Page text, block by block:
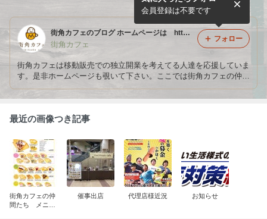
街角カフェのブログ ホームページは http://machikadocafe.com
街角カフェ
街角カフェは移動販売での独立開業を考えてる人達を応援していま
す。是非ホームページも覗いて下さい。ここでは街角カフェの仲間
たちの出店風景などイベント情報を中心に更新していきます。
会員登録は不要です
フォロー
最近の画像つき記事
街角カフェの仲
間たち メニュ
催事出店 代理店様近況 お知らせ